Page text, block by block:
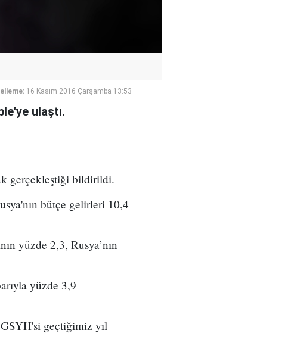
16 Kasım 2016 Çarşamba 13:53
ulaştı.
gerçekleştiği bildirildi.
bütçe gelirleri 10,4
yüzde 2,3, Rusya’nın
yüzde 3,9
geçtiğimiz yıl